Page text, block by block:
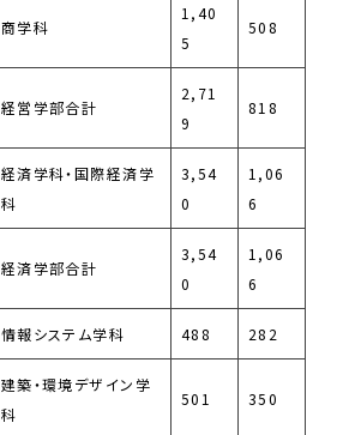
商学科
1,40
5
508
経営学部合計
2,71
9
818
経済学科・国際経済学
科
3,54
0
1,06
6
経済学部合計
3,54
0
1,06
6
情報システム学科 488 282
建築・環境デザイン学
科
501 350